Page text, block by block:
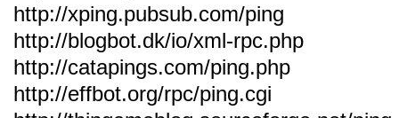
http://xping.pubsub.com/ping
http://blogbot.dk/io/xml-rpc.php
http://catapings.com/ping.php
http://effbot.org/rpc/ping.cgi